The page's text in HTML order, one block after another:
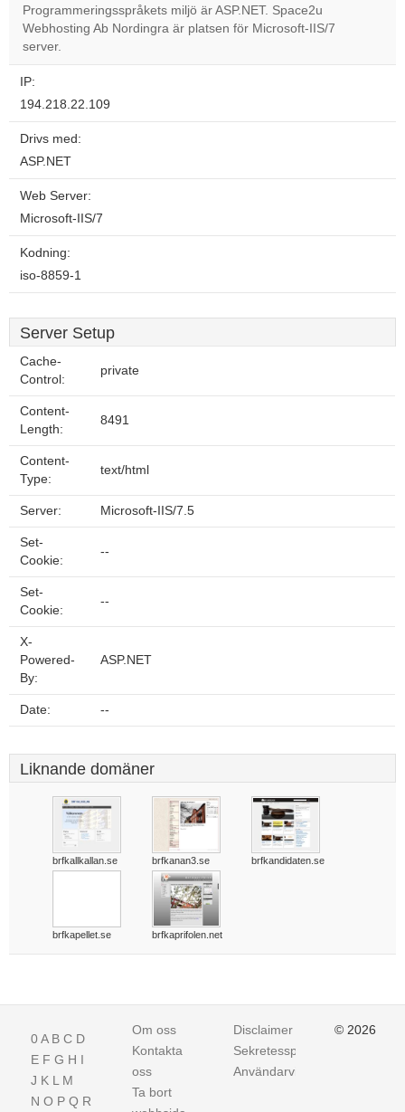
Do you
Programmeringsspråkets miljö är ASP.NET. Space2u
Webhosting Ab Nordingra är platsen för Microsoft-IIS/7
server.
IP:
194.218.22.109
Drivs med:
ASP.NET
Web Server:
Microsoft-IIS/7
Kodning:
iso-8859-1
Server Setup
Cache-
Control:
private
Content-
Length:
8491
Content-
Type:
text/html
Server: Microsoft-IIS/7.5
Set-
Cookie:
--
Set-
Cookie:
--
X-
Powered-
By:
ASP.NET
Date: --
Liknande domäner
brfkallkallan.se brfkanan3.se brfkandidaten.se
brfkapellet.se brfkaprifolen.net
0A B C D
E F G H I
J K L M
N O P Q R
Om oss
Kontakta
oss
Ta bort
Disclaimer
Sekretesspolicy
Användarvillkor
© 2026